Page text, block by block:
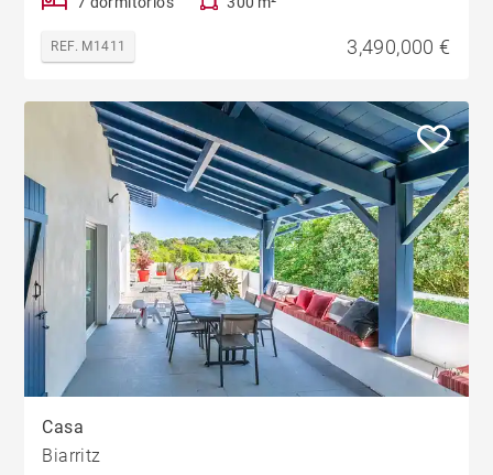
REF. M1411 3,490,000 €
Casa
Biarritz